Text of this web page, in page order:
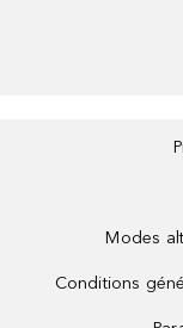
Modes
Conditions